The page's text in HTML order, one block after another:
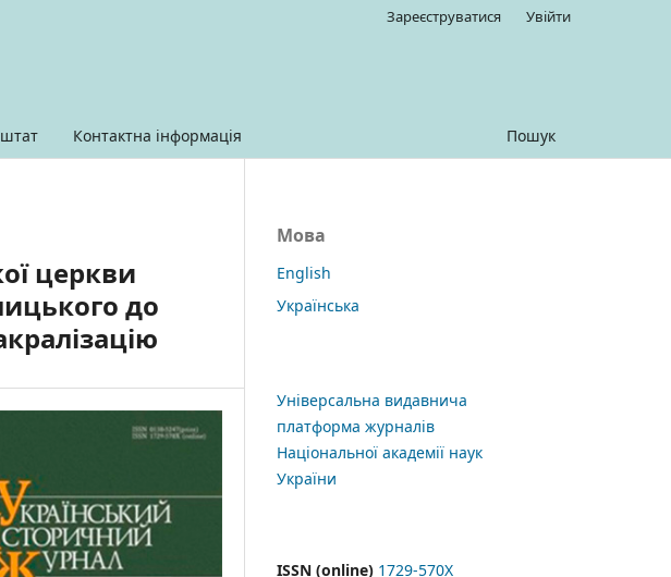
Контактна інформація Пошук
Зареєструватися Увійти
церкви
до
Мова
English
Українська
Універсальна видавнича
платформа журналів
Національної академії наук
України
ISSN (online) 1729-570X